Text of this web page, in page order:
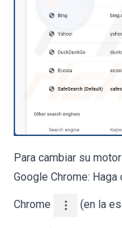
Para cambiar su
Google Chrome:
Chrome (en la